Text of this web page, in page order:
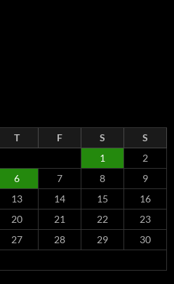
T F S
S
1
2
6 7 8
9
13 14 15
16
20 21 22
23
27 28 29
30